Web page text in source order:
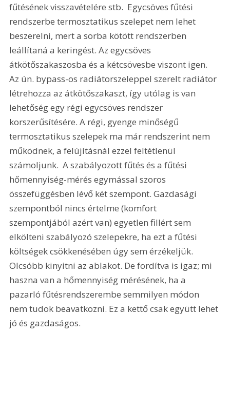
fűtésének visszavételére stb.  Egycsöves fűtési
rendszerbe termosztatikus szelepet nem lehet
beszerelni, mert a sorba kötött rendszerben
leállítaná a keringést. Az egycsöves
átkötőszakaszosba és a kétcsövesbe viszont igen.
Az ún. bypass-os radiátorszeleppel szerelt radiátor
létrehozza az átkötőszakaszt, így utólag is van
lehetőség egy régi egycsöves rendszer
korszerűsítésére. A régi, gyenge minőségű
termosztatikus szelepek ma már rendszerint nem
működnek, a felújításnál ezzel feltétlenül
számoljunk.  A szabályozott fűtés és a fűtési
hőmennyiség-mérés egymással szoros
összefüggésben lévő két szempont. Gazdasági
szempontból nincs értelme (komfort
szempontjából azért van) egyetlen fillért sem
elkölteni szabályozó szelepekre, ha ezt a fűtési
költségek csökkenésében úgy sem érzékeljük.
Olcsóbb kinyitni az ablakot. De fordítva is igaz; mi
haszna van a hőmennyiség mérésének, ha a
pazarló fűtésrendszerembe semmilyen módon
nem tudok beavatkozni. Ez a kettő csak együtt lehet
jó és gazdaságos.